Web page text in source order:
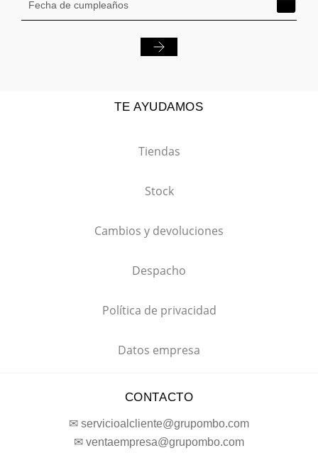
TE AYUDAMOS
Tiendas
Stock
Cambios y devoluciones
Despacho
Política de privacidad
Datos empresa
CONTACTO
✉ servicioalcliente@grupombo.com
✉ ventaempresa@grupombo.com